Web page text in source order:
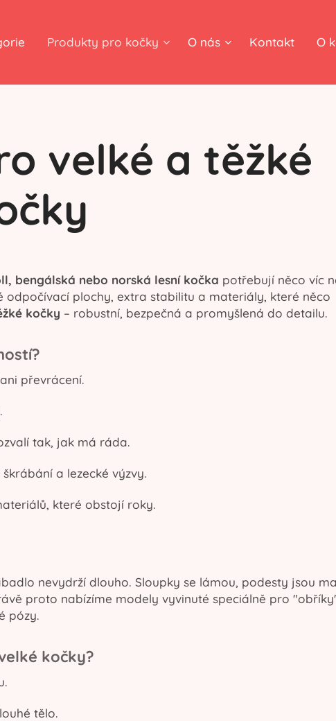
Produkty pro kočky O nás Kontakt O
velké a těžké
bengálská nebo norská lesní kočka potřebují něco víc
odpočívací plochy, extra stabilitu a materiály, které něco
kočky – robustní, bezpečná a promyšlená do detailu.
převrácení.
tak, jak má ráda.
a lezecké výzvy.
které obstojí roky.
nevydrží dlouho. Sloupky se lámou, podesty jsou
proto nabízíme modely vyvinuté speciálně pro
pózy.
kočky?
tělo.